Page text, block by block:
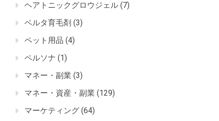
ヘアトニックグロウジェル (7)
ベルタ育毛剤 (3)
ペット用品 (4)
ペルソナ (1)
マネー・副業 (3)
マネー・資産・副業 (129)
マーケティング (64)